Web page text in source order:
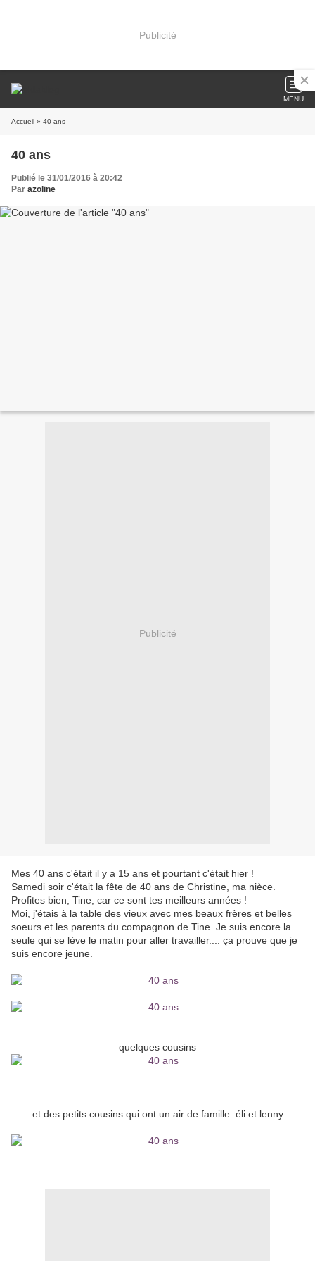
Publicité
MENU
Accueil » 40 ans
40 ans
Publié le 31/01/2016 à 20:42
Par azoline
Publicité
Mes 40 ans c'était il y a 15 ans et pourtant c'était hier !
Samedi soir c'était la fête de 40 ans de Christine, ma nièce.
Profites bien, Tine, car ce sont tes meilleurs années !
Moi, j'étais à la table des vieux avec mes beaux frères et belles
soeurs et les parents du compagnon de Tine. Je suis encore la
seule qui se lève le matin pour aller travailler.... ça prouve que je
suis encore jeune.
quelques cousins
et des petits cousins qui ont un air de famille. éli et lenny